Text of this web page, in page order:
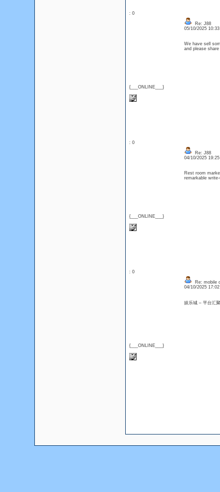
: 0
{___ONLINE___}
Re: J88
05/10/2025
We have sell
and please
: 0
{___ONLINE___}
Re: J88
04/10/2025
Rest room
remarkable
: 0
{___ONLINE___}
Re: mobile
04/10/2025
娱乐城 – 平台汇